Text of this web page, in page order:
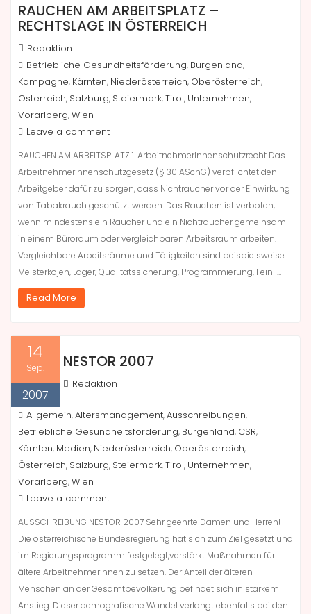
RAUCHEN AM ARBEITSPLATZ –
RECHTSLAGE IN ÖSTERREICH
Redaktion
Betriebliche Gesundheitsförderung, Burgenland,
Kampagne, Kärnten, Niederösterreich, Oberösterreich,
Österreich, Salzburg, Steiermark,Tirol, Unternehmen,
Vorarlberg,Wien
Leave a comment
RAUCHEN AM ARBEITSPLATZ 1. ArbeitnehmerInnenschutzrecht Das
ArbeitnehmerInnenschutzgesetz (§ 30 ASchG) verpflichtet den
Arbeitgeber dafür zu sorgen, dass Nichtraucher vor der Einwirkung
von Tabakrauch geschützt werden. Das Rauchen ist verboten,
wenn mindestens ein Raucher und ein Nichtraucher gemeinsam
in einem Büroraum oder vergleichbaren Arbeitsraum arbeiten.
Vergleichbare Arbeitsräume und Tätigkeiten sind beispielsweise
Meisterkojen, Lager, Qualitätssicherung, Programmierung, Fein-…
Read More
14
Sep.
2007
NESTOR 2007
Redaktion
Allgemein,Altersmanagement,Ausschreibungen,
Betriebliche Gesundheitsförderung, Burgenland, CSR,
Kärnten, Medien, Niederösterreich, Oberösterreich,
Österreich, Salzburg, Steiermark,Tirol, Unternehmen,
Vorarlberg,Wien
Leave a comment
AUSSCHREIBUNG NESTOR 2007 Sehr geehrte Damen und Herren!
Die österreichische Bundesregierung hat sich zum Ziel gesetzt und
im Regierungsprogramm festgelegt,verstärkt Maßnahmen für
ältere ArbeitnehmerInnen zu setzen. Der Anteil der älteren
Menschen an der Gesamtbevölkerung befindet sich in starkem
Anstieg. Dieser demografische Wandel verlangt ebenfalls bei den